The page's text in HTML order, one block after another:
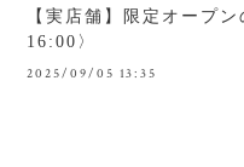
【実店舗】限定オープ
16:00〉
2025/09/05 13:35